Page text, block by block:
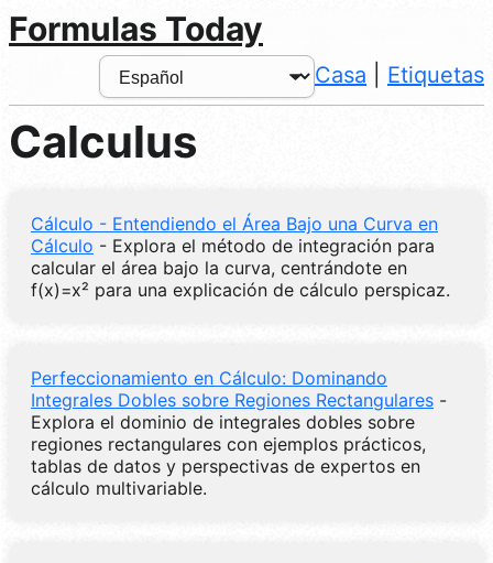
Formulas Today
Casa Etiquetas
Calculus
Cálculo - Entendiendo el Área Bajo una Curva en
Cálculo - Explora el método de integración para
calcular el área bajo la curva, centrándote en
f(x)=x² para una explicación de cálculo perspicaz.
Perfeccionamiento en Cálculo: Dominando
Integrales Dobles sobre Regiones Rectangulares -
Explora el dominio de integrales dobles sobre
regiones rectangulares con ejemplos prácticos,
tablas de datos y perspectivas de expertos en
cálculo multivariable.